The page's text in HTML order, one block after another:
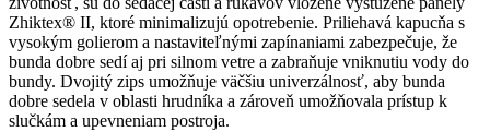
Zhiktex® II, ktoré minimalizujú opotrebenie. Priliehavá kapucňa s
vysokým golierom a nastaviteľnými zapínaniami zabezpečuje, že
bunda dobre sedí aj pri silnom vetre a zabraňuje vniknutiu vody do
bundy. Dvojitý zips umožňuje väčšiu univerzálnosť, aby bunda
dobre sedela v oblasti hrudníka a zároveň umožňovala prístup k
slučkám a upevneniam postroja.